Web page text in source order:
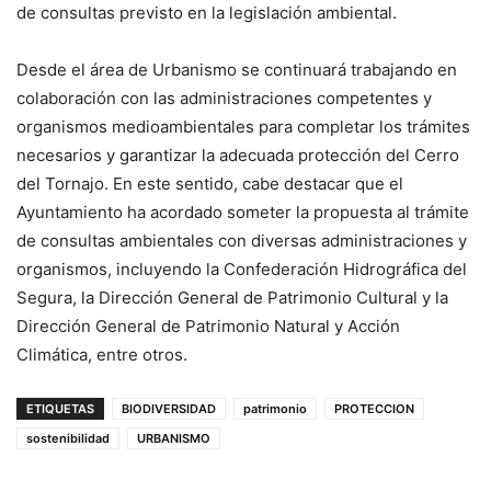
de consultas previsto en la legislación ambiental.
Desde el área de Urbanismo se continuará trabajando en
colaboración con las administraciones competentes y
organismos medioambientales para completar los trámites
necesarios y garantizar la adecuada protección del Cerro
del Tornajo. En este sentido, cabe destacar que el
Ayuntamiento ha acordado someter la propuesta al trámite
de consultas ambientales con diversas administraciones y
organismos, incluyendo la Confederación Hidrográfica del
Segura, la Dirección General de Patrimonio Cultural y la
Dirección General de Patrimonio Natural y Acción
Climática, entre otros.
ETIQUETAS BIODIVERSIDAD patrimonio
PROTECCION
sostenibilidad
URBANISMO